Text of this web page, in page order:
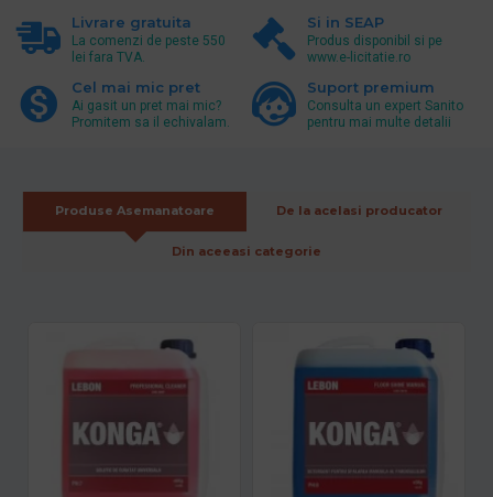
Livrare gratuita
La comenzi de peste 550
lei fara TVA.
Si in SEAP
Produs disponibil si pe
www.e-licitatie.ro
Cel mai mic pret
Ai gasit un pret mai mic?
Promitem sa il echivalam.
Suport premium
Consulta un expert Sanito
pentru mai multe detalii
Produse Asemanatoare De la acelasi producator
Din aceeasi categorie